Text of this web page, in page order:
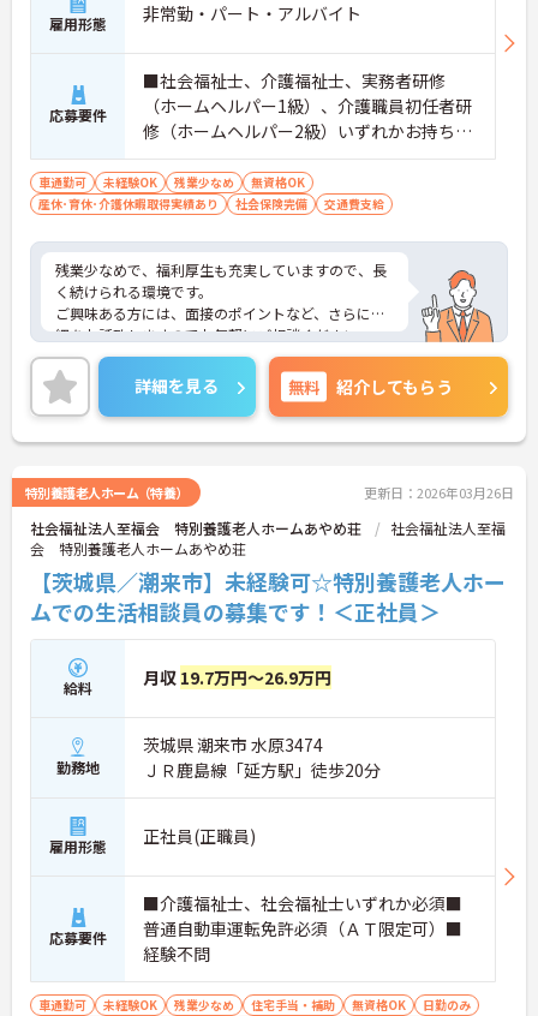
雇用形態 非常勤・パート・アルバイト
応募要件
■社会福祉士、介護福祉士、実務者研修
（ホームヘルパー1級）、介護職員初任者研
修（ホームヘルパー2級）いずれかお持ちの
方は尚良し ■普通自動車免許（AT限定可）
お持ちの方は尚良し ※未経験の方応相談 ※
介護経験のある方は尚良し
車通勤可 未経験OK 残業少なめ
無資格OK
産休･育休･介護休暇取得実績あり
社会保険完備 交通費支給
残業少なめで、福利厚生も充実していますので、長
く続けられる環境です。
ご興味ある方には、面接のポイントなど、さらに詳
細をお話致しますのでお気軽にご相談ください。
詳細を見る 無料 紹介してもらう
特別養護老人ホーム（特養） 更新日：2026年03月26日
社会福祉法人至福会 特別養護老人ホームあやめ荘
社会福祉法人至福
会 特別養護老人ホームあやめ荘
【茨城県／潮来市】未経験可☆特別養護老人ホー
ムでの生活相談員の募集です！＜正社員＞
給料 月収 19.7万円～26.9万円
勤務地
茨城県 潮来市 水原3474
ＪＲ鹿島線「延方駅」徒歩20分
雇用形態 正社員(正職員)
応募要件
■介護福祉士、社会福祉士いずれか必須■
普通自動車運転免許必須（ＡＴ限定可）■
経験不問
車通勤可 未経験OK 残業少なめ 住宅手当・補助 無資格OK
日勤のみ